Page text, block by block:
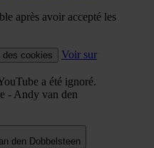
après avoir accepté les
des cookies
Voir sur
a été ignoré.
- Andy van den
den Dobbelsteen